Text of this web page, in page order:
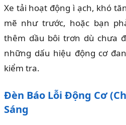
Xe tải hoạt động ì ạch, khó
mẽ như trước, hoặc bạn
thêm dầu bôi trơn dù chưa
những dấu hiệu động cơ
kiểm tra.
Đèn Báo Lỗi Động Cơ
Sáng